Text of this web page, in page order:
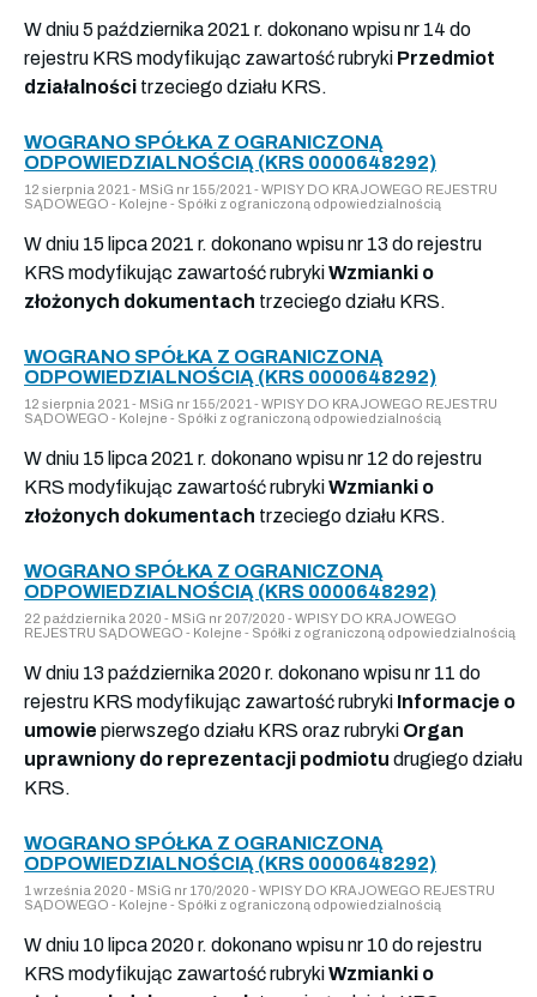
W dniu 5 października 2021 r. dokonano wpisu nr 14 do
rejestru KRS modyfikując zawartość rubryki Przedmiot
działalności trzeciego działu KRS.
WOGRANO SPÓŁKA Z OGRANICZONĄ
ODPOWIEDZIALNOŚCIĄ (KRS 0000648292)
12 sierpnia 2021 - MSiG nr 155/2021 - WPISY DO KRAJOWEGO REJESTRU
SĄDOWEGO - Kolejne - Spółki z ograniczoną odpowiedzialnością
W dniu 15 lipca 2021 r. dokonano wpisu nr 13 do rejestru
KRS modyfikując zawartość rubrykiWzmianki o
złożonych dokumentach trzeciego działu KRS.
WOGRANO SPÓŁKA Z OGRANICZONĄ
ODPOWIEDZIALNOŚCIĄ (KRS 0000648292)
12 sierpnia 2021 - MSiG nr 155/2021 - WPISY DO KRAJOWEGO REJESTRU
SĄDOWEGO - Kolejne - Spółki z ograniczoną odpowiedzialnością
W dniu 15 lipca 2021 r. dokonano wpisu nr 12 do rejestru
KRS modyfikując zawartość rubrykiWzmianki o
złożonych dokumentach trzeciego działu KRS.
WOGRANO SPÓŁKA Z OGRANICZONĄ
ODPOWIEDZIALNOŚCIĄ (KRS 0000648292)
22 października 2020 - MSiG nr 207/2020 - WPISY DO KRAJOWEGO
REJESTRU SĄDOWEGO - Kolejne - Spółki z ograniczoną odpowiedzialnością
W dniu 13 października 2020 r. dokonano wpisu nr 11 do
rejestru KRS modyfikując zawartość rubryki Informacje o
umowie pierwszego działu KRS oraz rubryki Organ
uprawniony do reprezentacji podmiotu drugiego działu
KRS.
WOGRANO SPÓŁKA Z OGRANICZONĄ
ODPOWIEDZIALNOŚCIĄ (KRS 0000648292)
1 września 2020 - MSiG nr 170/2020 - WPISY DO KRAJOWEGO REJESTRU
SĄDOWEGO - Kolejne - Spółki z ograniczoną odpowiedzialnością
W dniu 10 lipca 2020 r. dokonano wpisu nr 10 do rejestru
KRS modyfikując zawartość rubrykiWzmianki o